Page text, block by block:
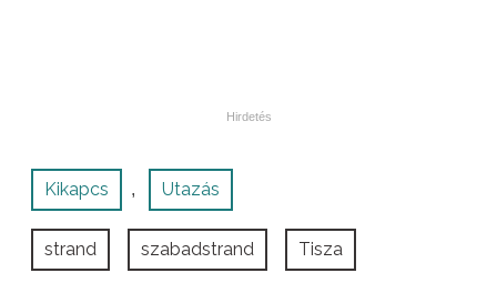
Kikapcs , Utazás
strand szabadstrand Tisza